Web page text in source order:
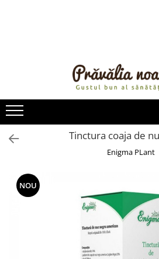
ULEIURI ȘI UNTURI
MĂSLINE
NUCI ȘI SEMINȚE
FRUCTE DESHIDRATATE
ÎNDULCITORI NATURALI / MIERE
FRUCTE LA CONSERVĂ
OȚETURI ȘI SOSURI
BĂUTURI / LAPTE VEGETAL
Tinctura coaja de
Enigma PLant
NOU